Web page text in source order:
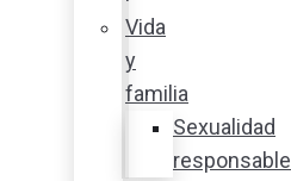
Vida
y
familia
Sexualidad
responsable